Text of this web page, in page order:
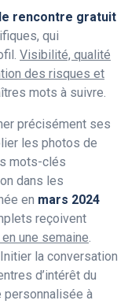
rencontre gratuit
qui
Visibilité, qualité
des risques et
mots à suivre.
précisément ses
les photos de
mots-clés
dans les
en mars 2024
reçoivent
une semaine
Initier la conversation
d’intérêt du
personnalisée à